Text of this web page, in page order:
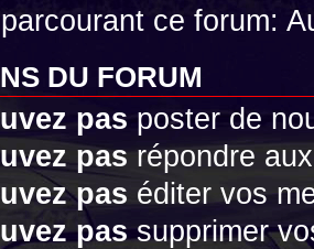
ce forum:
DU FORUM
pas poster de
pasrépondre
pas éditer vos
passupprimer